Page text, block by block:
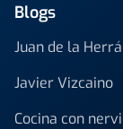
Blogs
Juan de la
Javier Vizcaino
Cocina con